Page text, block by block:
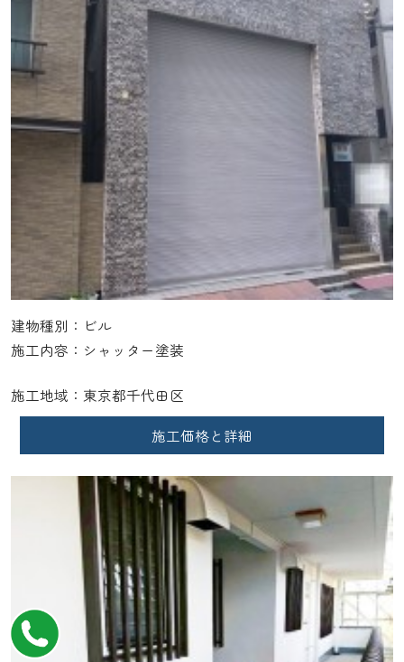
建物種別：ビル
施工内容：シャッター塗装
施工地域：東京都千代田区
施工価格と詳細